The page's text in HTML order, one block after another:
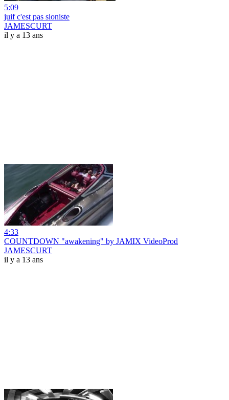
5:09
juif c'est pas sioniste
JAMESCURT
il y a 13 ans
4:33
COUNTDOWN "awakening" by JAMIX VideoProd
JAMESCURT
il y a 13 ans